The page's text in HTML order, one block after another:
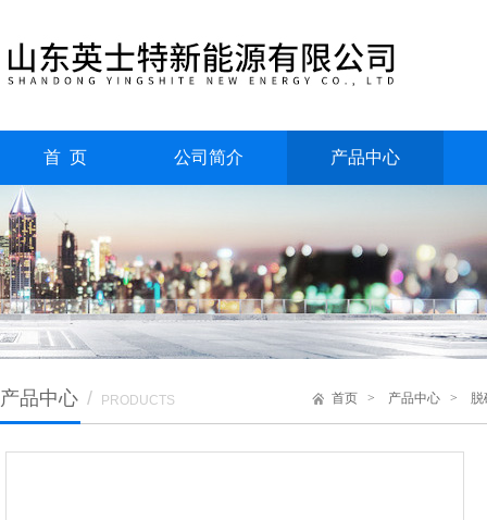
首 页 公司简介 产品中心
产品中心 / PRODUCTS 首页 > 产品中心 >